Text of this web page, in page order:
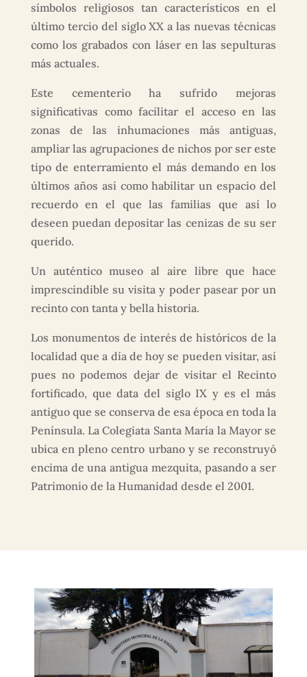
símbolos religiosos tan característicos en el
último tercio del siglo XX a las nuevas técnicas
como los grabados con láser en las sepulturas
más actuales.
Este cementerio ha sufrido mejoras
significativas como facilitar el acceso en las
zonas de las inhumaciones más antiguas,
ampliar las agrupaciones de nichos por ser este
tipo de enterramiento el más demando en los
últimos años así como habilitar un espacio del
recuerdo en el que las familias que así lo
deseen puedan depositar las cenizas de su ser
querido.
Un auténtico museo al aire libre que hace
imprescindible su visita y poder pasear por un
recinto con tanta y bella historia.
Los monumentos de interés de históricos de la
localidad que a día de hoy se pueden visitar, así
pues no podemos dejar de visitar el Recinto
fortificado, que data del siglo IX y es el más
antiguo que se conserva de esa época en toda la
Península. La Colegiata Santa María la Mayor se
ubica en pleno centro urbano y se reconstruyó
encima de una antigua mezquita, pasando a ser
Patrimonio de la Humanidad desde el 2001.